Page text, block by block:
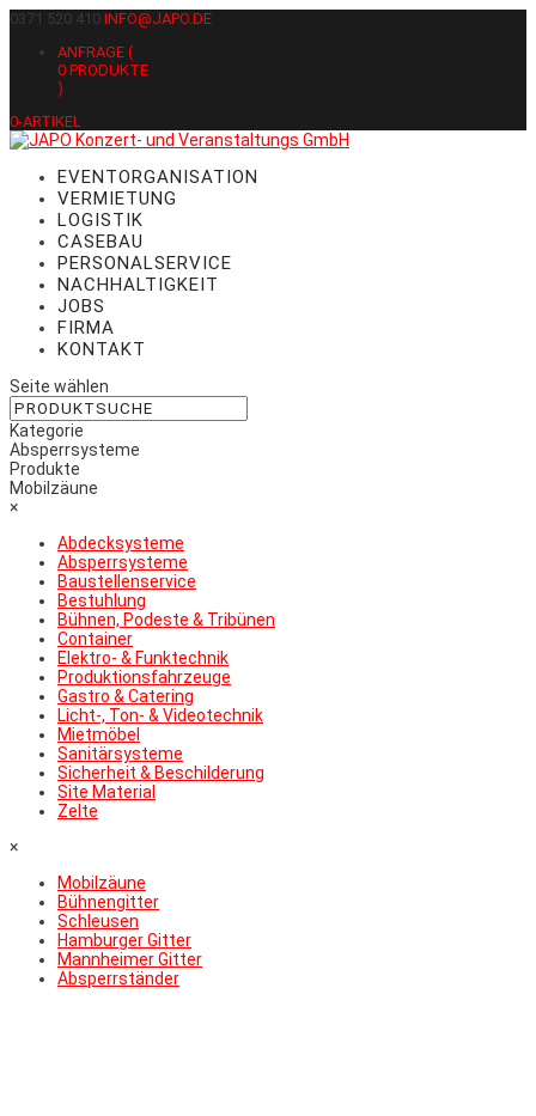
0371 520 410 INFO@JAPO.DE
ANFRAGE (
0 PRODUKTE
)
0-ARTIKEL
EVENTORGANISATION
VERMIETUNG
LOGISTIK
CASEBAU
PERSONALSERVICE
NACHHALTIGKEIT
JOBS
FIRMA
KONTAKT
Seite wählen
Kategorie
Absperrsysteme
Produkte
Mobilzäune
×
Abdecksysteme
Absperrsysteme
Baustellenservice
Bestuhlung
Bühnen, Podeste & Tribünen
Container
Elektro- & Funktechnik
Produktionsfahrzeuge
Gastro & Catering
Licht-, Ton- & Videotechnik
Mietmöbel
Sanitärsysteme
Sicherheit & Beschilderung
Site Material
Zelte
×
Mobilzäune
Bühnengitter
Schleusen
Hamburger Gitter
Mannheimer Gitter
Absperrständer